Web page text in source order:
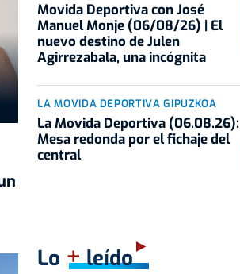
Movida Deportiva con José
Manuel Monje (06/08/26) | El
nuevo destino de Julen
Agirrezabala, una incógnita
LA MOVIDA DEPORTIVA GIPUZKOA
La Movida Deportiva (06.08.26):
Mesa redonda por el fichaje del
central
Lo +leído